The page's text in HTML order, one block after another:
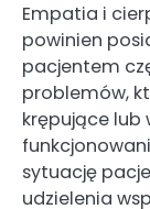
Empatia i
powinien
pacjentem
problemów,
krępujące lub
sytuację
udzielenia